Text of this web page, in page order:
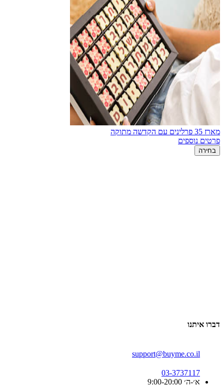
מארז 35 פרלינים עם הקדשה מתוקה
פרטים נוספים
בחירה
דברו איתנו
support@buyme.co.il
03-3737117
א׳-ה׳ 9:00-20:00